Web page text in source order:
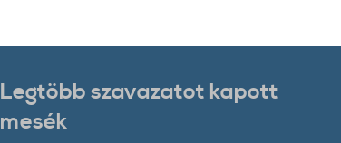
Legtöbb szavazatot kapott
mesék